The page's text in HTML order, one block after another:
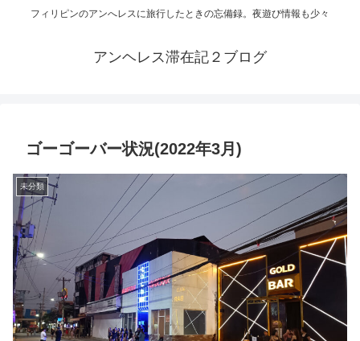
フィリピンのアンへレスに旅行したときの忘備録。夜遊び情報も少々
アンヘレス滞在記２ブログ
ゴーゴーバー状況(2022年3月)
未分類